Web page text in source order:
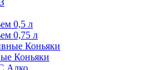
0,5 л
0,75 л
Коньяки
Коньяки
Алко